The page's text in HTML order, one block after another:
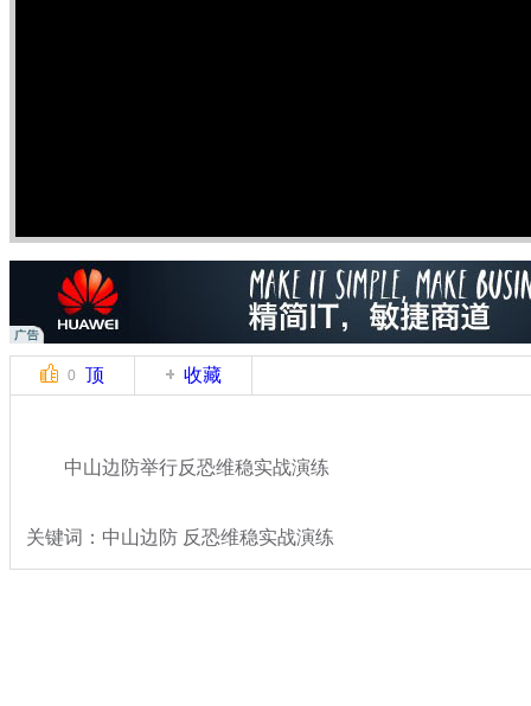
0 顶 收藏
中山边防举行反恐维稳实战演练
关键词：中山边防 反恐维稳实战演练